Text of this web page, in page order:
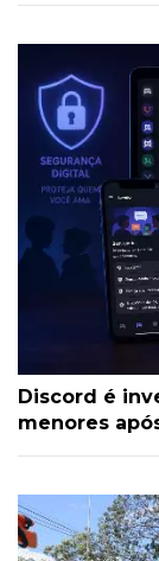
Discord é
menores